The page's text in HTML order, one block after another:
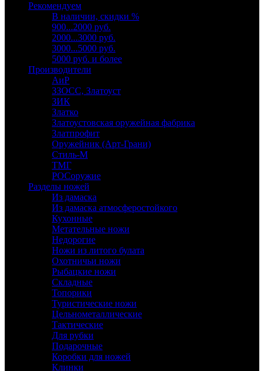
Рекомендуем
В наличии, скидки %
900...2000 руб.
2000...3000 руб.
3000...5000 руб.
5000 руб. и более
Производители
АиР
ЗЗОСС, Златоуст
ЗИК
Златко
Златоустовская оружейная фабрика
Златпрофит
Оружейник (Арт-Грани)
Стиль-М
ТМГ
РОСоружие
Разделы ножей
Из дамаска
Из дамаска атмосферостойкого
Кухонные
Метательные ножи
Недорогие
Ножи из литого булата
Охотничьи ножи
Рыбацкие ножи
Складные
Топорики
Туристические ножи
Цельнометаллические
Тактические
Для рубки
Подарочные
Коробки для ножей
Клинки